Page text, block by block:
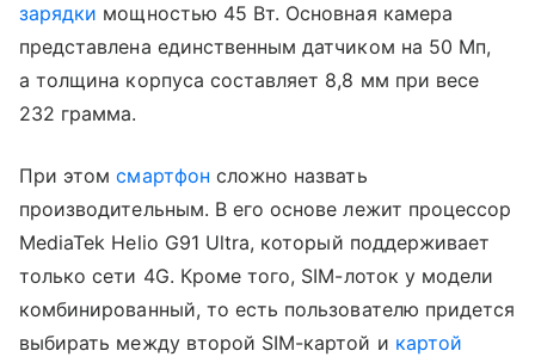
зарядки мощностью 45 Вт. Основная камера
представлена единственным датчиком на 50 Мп,
а толщина корпуса составляет 8,8 мм при весе
232 грамма.
При этомсмартфон сложно назвать
производительным. В его основе лежит процессор
MediaTek Helio G91 Ultra, который поддерживает
только сети 4G. Кроме того, SIM-лоток у модели
комбинированный, то есть пользователю придется
выбирать между второй SIM-картой и картой